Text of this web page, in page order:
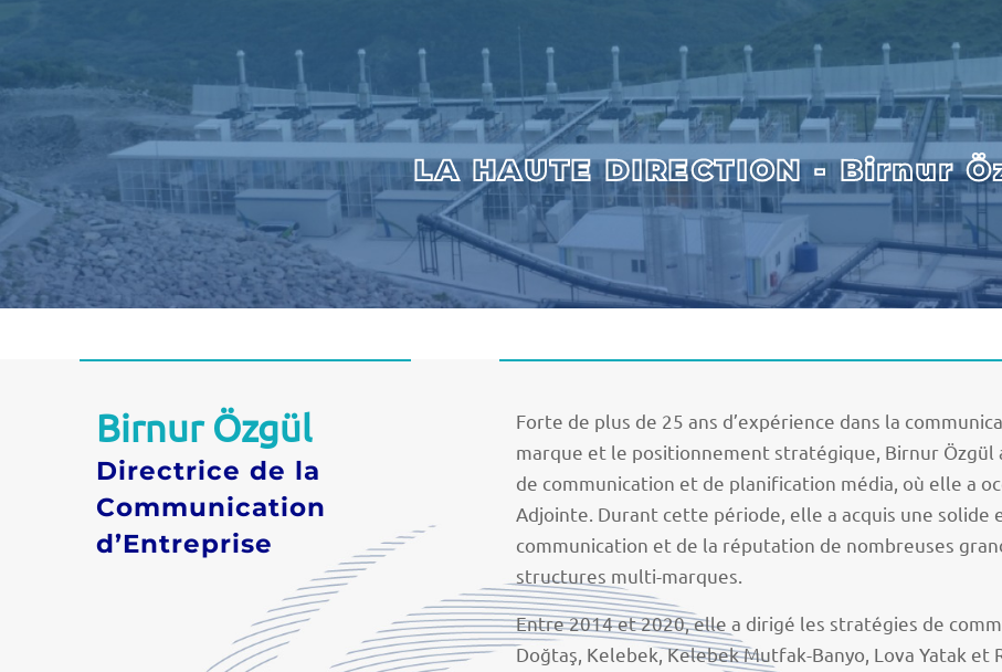
LA HAUTE DIRECTION - Birnur
Birnur Özgül
Directrice de la
Communication
d’Entreprise
Forte de plus de 25 ans d’expérience dans la
marque et le positionnement stratégique, Birnur Özgül
de communication et de planification média, où elle a
Adjointe. Durant cette période, elle a acquis une solide
communication et de la réputation de nombreuses
structures multi-marques.
Entre 2014 et 2020, elle a dirigé les stratégies de
Doğtaş, Kelebek, Kelebek Mutfak-Banyo, Lova Yatak et